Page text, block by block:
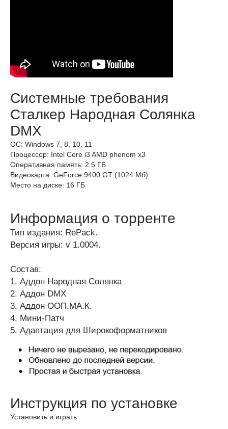
Системные требования
Сталкер Народная Солянка
DMX
ОС: Windows 7, 8, 10, 11
Процессор: Intel Core i3 AMD phenom x3
Оперативная память: 2.5 ГБ
Видеокарта: GeForce 9400 GT (1024 Мб)
Место на диске: 16 ГБ
Информация о торренте
Тип издания: RePack.
Версия игры: v 1.0004.
Состав:
1. Аддон Народная Солянка
2. Аддон DMX
3. Аддон ООП.МА.К.
4. Мини-Патч
5. Адаптация для Широкоформатников
Инструкция по установке
Установить и играть.